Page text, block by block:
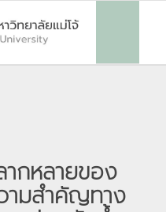
ากหลายของ
ามสำคัญทาง